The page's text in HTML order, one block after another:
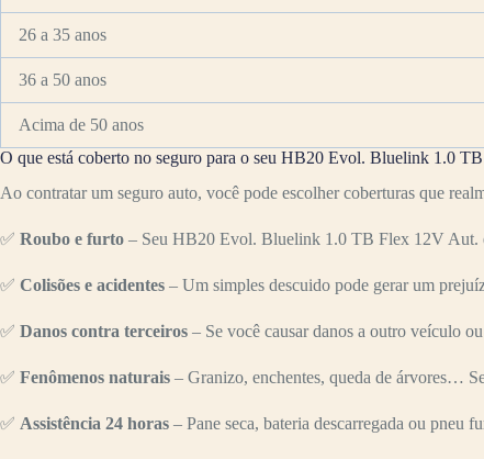
26 a 35 anos
36 a 50 anos
Acima de 50 anos
O que está coberto no seguro para o seu HB20 Evol. Bluelink 1.0
Ao contratar um seguro auto, você pode escolher coberturas que
✅ Roubo e furto – Seu HB20 Evol. Bluelink 1.0 TB Flex 12V Aut.
✅ Colisões e acidentes – Um simples descuido pode gerar um
✅ Danos contra terceiros – Se você causar danos a outro veículo
✅ Fenômenos naturais – Granizo, enchentes, queda de árvores…
✅ Assistência 24 horas – Pane seca, bateria descarregada ou pneu